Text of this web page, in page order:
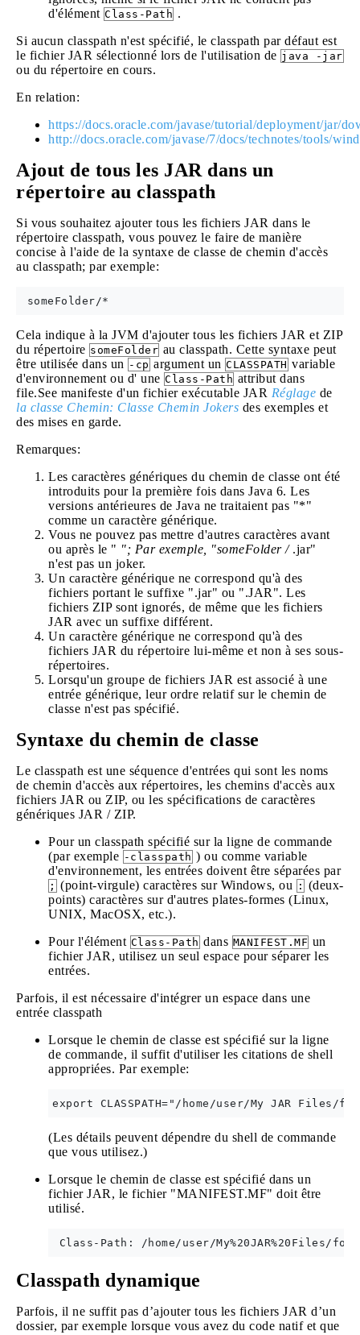
d'élément Class-Path .
Si aucun classpath n'est spécifié, le classpath par défaut est
le fichier JAR sélectionné lors de l'utilisation de java -jar
ou du répertoire en cours.
En relation:
https://docs.oracle.com/javase/tutorial/deployment/jar/
http://docs.oracle.com/javase/7/docs/technotes/tools/
Ajout de tous les JAR dans un
répertoire au classpath
Si vous souhaitez ajouter tous les fichiers JAR dans le
répertoire classpath, vous pouvez le faire de manière
concise à l'aide de la syntaxe de classe de chemin d'accès
au classpath; par exemple:
Cela indique à la JVM d'ajouter tous les fichiers JAR et ZIP
du répertoire someFolder au classpath. Cette syntaxe peut
être utilisée dans un -cp argument un CLASSPATH variable
d'environnement ou d' une Class-Path attribut dans
file.See manifeste d'un fichier exécutable JAR Réglage de
la classe Chemin: Classe Chemin Jokers des exemples et
des mises en garde.
Remarques:
Les caractères génériques du chemin de classe ont été
introduits pour la première fois dans Java 6. Les
versions antérieures de Java ne traitaient pas "*"
comme un caractère générique.
Vous ne pouvez pas mettre d'autres caractères avant
ou après le " "; Par exemple, "someFolder /.jar"
n'est pas un joker.
Un caractère générique ne correspond qu'à des
fichiers portant le suffixe ".jar" ou ".JAR". Les
fichiers ZIP sont ignorés, de même que les fichiers
JAR avec un suffixe différent.
Un caractère générique ne correspond qu'à des
fichiers JAR du répertoire lui-même et non à ses sous-
répertoires.
Lorsqu'un groupe de fichiers JAR est associé à une
entrée générique, leur ordre relatif sur le chemin de
classe n'est pas spécifié.
Syntaxe du chemin de classe
Le classpath est une séquence d'entrées qui sont les noms
de chemin d'accès aux répertoires, les chemins d'accès aux
fichiers JAR ou ZIP, ou les spécifications de caractères
génériques JAR / ZIP.
Pour un classpath spécifié sur la ligne de commande
(par exemple -classpath ) ou comme variable
d'environnement, les entrées doivent être séparées par
; (point-virgule) caractères sur Windows, ou : (deux-
points) caractères sur d'autres plates-formes (Linux,
UNIX, MacOSX, etc.).
Pour l'élément Class-Path dans MANIFEST.MF un
fichier JAR, utilisez un seul espace pour séparer les
entrées.
Parfois, il est nécessaire d'intégrer un espace dans une
entrée classpath
Lorsque le chemin de classe est spécifié sur la ligne
de commande, il suffit d'utiliser les citations de shell
appropriées. Par exemple:
(Les détails peuvent dépendre du shell de commande
que vous utilisez.)
Lorsque le chemin de classe est spécifié dans un
fichier JAR, le fichier "MANIFEST.MF" doit être
utilisé.
Classpath dynamique
Parfois, il ne suffit pas d’ajouter tous les fichiers JAR d’un
dossier, par exemple lorsque vous avez du code natif et que